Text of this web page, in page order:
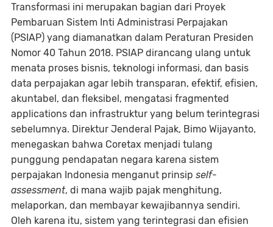
Transformasi ini merupakan bagian dari Proyek
Pembaruan Sistem Inti Administrasi Perpajakan
(PSIAP) yang diamanatkan dalam Peraturan Presiden
Nomor 40 Tahun 2018. PSIAP dirancang ulang untuk
menata proses bisnis, teknologi informasi, dan basis
data perpajakan agar lebih transparan, efektif, efisien,
akuntabel, dan fleksibel, mengatasi fragmented
applications dan infrastruktur yang belum terintegrasi
sebelumnya. Direktur Jenderal Pajak, Bimo Wijayanto,
menegaskan bahwa Coretax menjadi tulang
punggung pendapatan negara karena sistem
perpajakan Indonesia menganut prinsip self-
assessment, di mana wajib pajak menghitung,
melaporkan, dan membayar kewajibannya sendiri.
Oleh karena itu, sistem yang terintegrasi dan efisien